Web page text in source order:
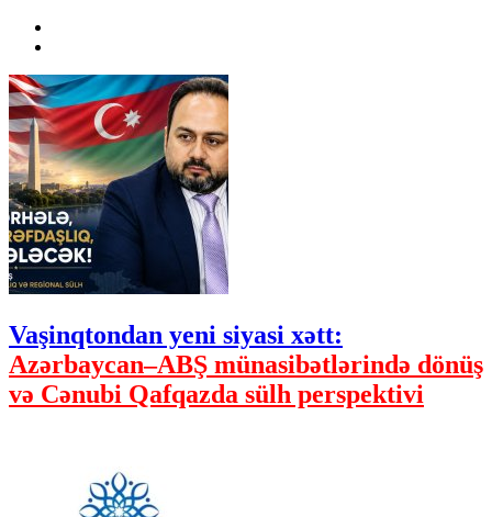
Vaşinqtondan yeni siyasi xətt:
Azərbaycan–ABŞ münasibətlərində dönüş
və Cənubi Qafqazda sülh perspektivi